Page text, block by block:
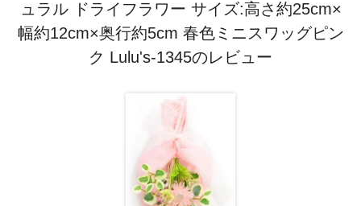
ュラル ドライフラワー サイズ:高さ約25cm×
幅約12cm×奥行約5cm 春色ミニスワッグピン
ク Lulu's-1345のレビュー